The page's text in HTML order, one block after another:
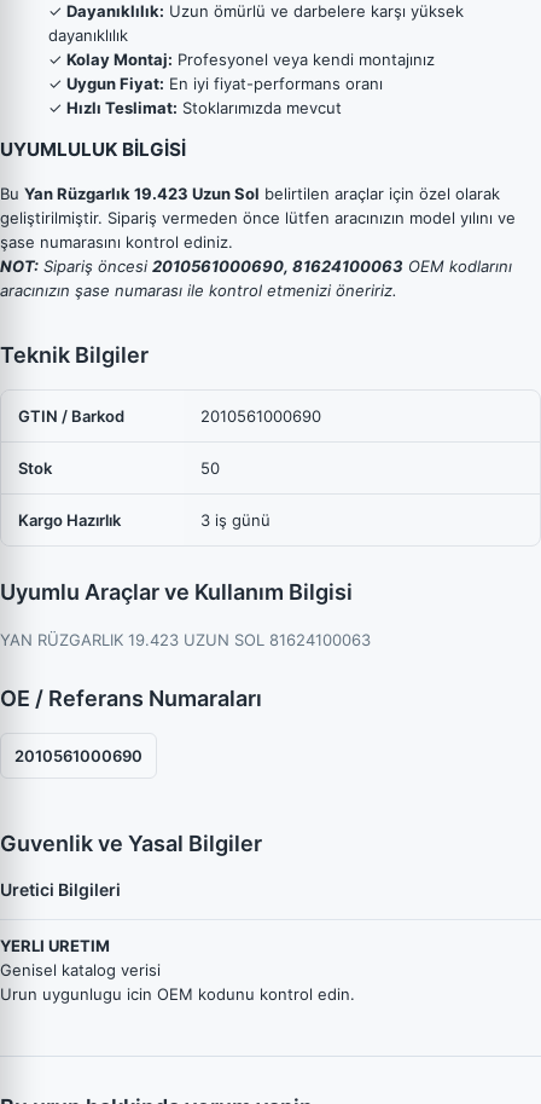
✓ Dayanıklılık: Uzun ömürlü ve darbelere karşı yüksek
dayanıklılık
✓ Kolay Montaj: Profesyonel veya kendi montajınız
✓ Uygun Fiyat: En iyi fiyat-performans oranı
✓ Hızlı Teslimat: Stoklarımızda mevcut
UYUMLULUK BİLGİSİ
Bu Yan Rüzgarlık 19.423 Uzun Sol belirtilen araçlar için özel olarak
geliştirilmiştir. Sipariş vermeden önce lütfen aracınızın model yılını ve
şase numarasını kontrol ediniz.
NOT: Sipariş öncesi 2010561000690, 81624100063 OEM kodlarını
aracınızın şase numarası ile kontrol etmenizi öneririz.
Teknik Bilgiler
GTIN / Barkod 2010561000690
Stok 50
Kargo Hazırlık 3 iş günü
Uyumlu Araçlar ve Kullanım Bilgisi
YAN RÜZGARLIK 19.423 UZUN SOL 81624100063
OE / Referans Numaraları
2010561000690
Guvenlik ve Yasal Bilgiler
Uretici Bilgileri
YERLI URETIM
Genisel katalog verisi
Urun uygunlugu icin OEM kodunu kontrol edin.